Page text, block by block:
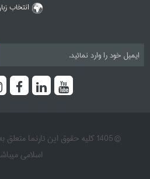
انتخاب
© 1405 کلیه حقوق این تارنما
اسلامی